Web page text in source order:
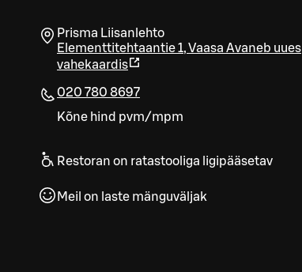
Prisma Liisanlehto
Elementtitehtaantie 1,Vaasa Avaneb uues
vahekaardis
020 780 8697
Kõne hind pvm/mpm
Restoran on ratastooliga ligipääsetav
Meil on laste mänguväljak